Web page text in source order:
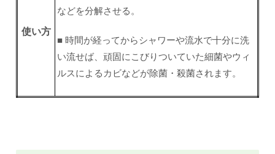
使い方
などを分解させる。
■ 時間が経ってからシャワーや流水で十分に洗
い流せば、頑固にこびりついていた細菌やウィ
ルスによるカビなどが除菌・殺菌されます。